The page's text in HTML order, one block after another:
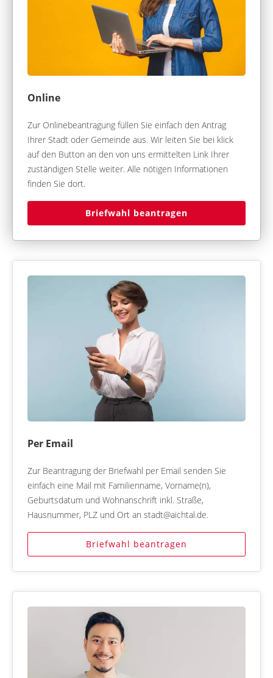
Online
Zur Onlinebeantragung füllen Sie einfach den Antrag
Ihrer Stadt oder Gemeinde aus. Wir leiten Sie bei klick
auf den Button an den von uns ermittelten Link Ihrer
zuständigen Stelle weiter. Alle nötigen Informationen
finden Sie dort.
Briefwahl beantragen
Per Email
Zur Beantragung der Briefwahl per Email senden Sie
einfach eine Mail mit Familienname, Vorname(n),
Geburtsdatum und Wohnanschrift inkl. Straße,
Hausnummer, PLZ und Ort an stadt@aichtal.de.
Briefwahl beantragen